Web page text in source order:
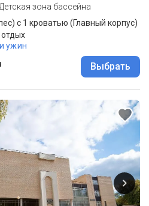
зона бассейна
с 1 кроватью (Главный корпус)
ужин
Выбрать